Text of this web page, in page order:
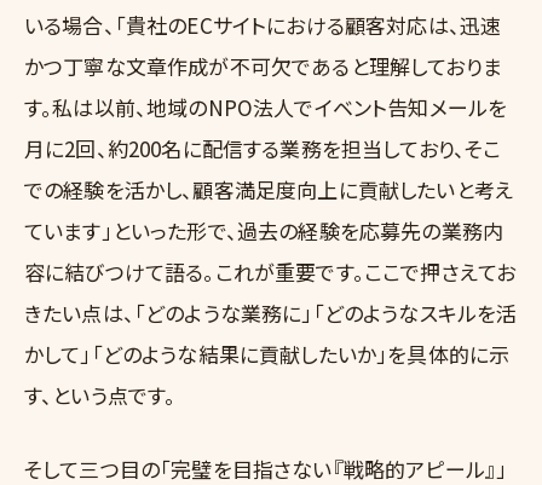
いる場合、「貴社のECサイトにおける顧客対応は、迅速
かつ丁寧な文章作成が不可欠であると理解しておりま
す。私は以前、地域のNPO法人でイベント告知メールを
月に2回、約200名に配信する業務を担当しており、そこ
での経験を活かし、顧客満足度向上に貢献したいと考え
ています」といった形で、過去の経験を応募先の業務内
容に結びつけて語る。これが重要です。ここで押さえてお
きたい点は、「どのような業務に」「どのようなスキルを活
かして」「どのような結果に貢献したいか」を具体的に示
す、という点です。
そして三つ目の「完璧を目指さない『戦略的アピール』」